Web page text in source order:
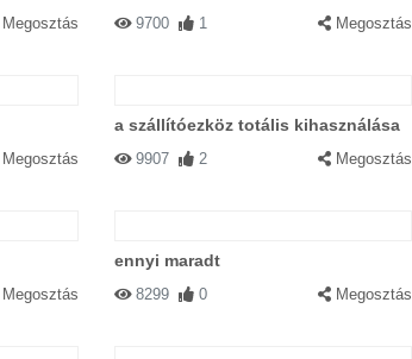
Megosztás 9700 1 Megosztás
Megosztás
a szállítóezköz totális kihasználása
9907 2 Megosztás
Megosztás
ennyi maradt
8299 0 Megosztás